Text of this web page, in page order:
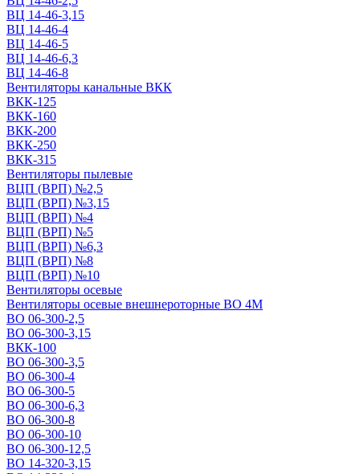
ВЦ 14-46-3,15
ВЦ 14-46-4
ВЦ 14-46-5
ВЦ 14-46-6,3
ВЦ 14-46-8
Вентиляторы канальные ВКК
ВКК-125
ВКК-160
ВКК-200
ВКК-250
ВКК-315
Вентиляторы пылевые
ВЦП (ВРП) №2,5
ВЦП (ВРП) №3,15
ВЦП (ВРП) №4
ВЦП (ВРП) №5
ВЦП (ВРП) №6,3
ВЦП (ВРП) №8
ВЦП (ВРП) №10
Вентиляторы осевые
Вентиляторы осевые внешнероторные ВО 4М
ВО 06-300-2,5
ВО 06-300-3,15
ВКК-100
ВО 06-300-3,5
ВО 06-300-4
ВО 06-300-5
ВО 06-300-6,3
ВО 06-300-8
ВО 06-300-10
ВО 06-300-12,5
ВО 14-320-3,15